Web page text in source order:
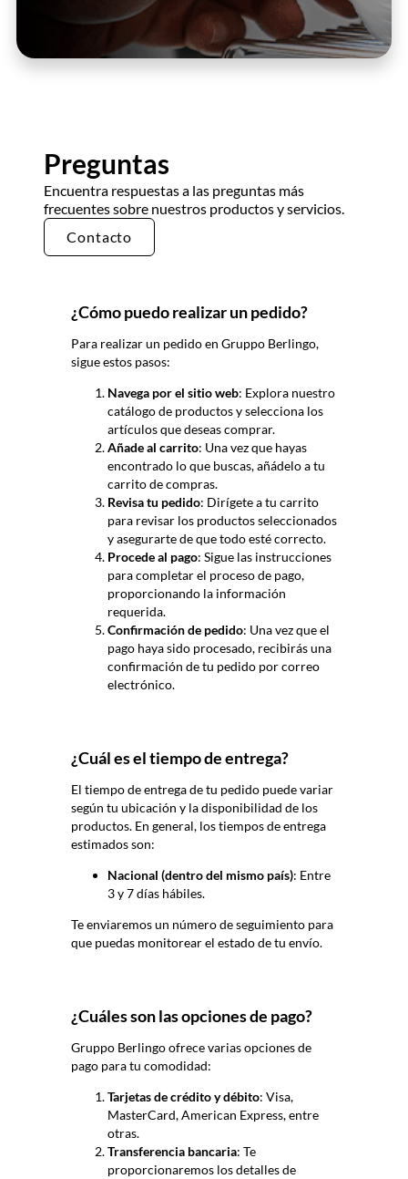
Preguntas
Encuentra respuestas a las preguntas más
frecuentes sobre nuestros productos y servicios.
Contacto
¿Cómo puedo realizar un pedido?
Para realizar un pedido en Gruppo Berlingo,
sigue estos pasos:
Navega por el sitio web: Explora nuestro
catálogo de productos y selecciona los
artículos que deseas comprar.
Añade al carrito: Una vez que hayas
encontrado lo que buscas, añádelo a tu
carrito de compras.
Revisa tu pedido: Dirígete a tu carrito
para revisar los productos seleccionados
y asegurarte de que todo esté correcto.
Procede al pago: Sigue las instrucciones
para completar el proceso de pago,
proporcionando la información
requerida.
Confirmación de pedido: Una vez que el
pago haya sido procesado, recibirás una
confirmación de tu pedido por correo
electrónico.
¿Cuál es el tiempo de entrega?
El tiempo de entrega de tu pedido puede variar
según tu ubicación y la disponibilidad de los
productos. En general, los tiempos de entrega
estimados son:
Nacional (dentro del mismo país): Entre
3 y 7 días hábiles.
Te enviaremos un número de seguimiento para
que puedas monitorear el estado de tu envío.
¿Cuáles son las opciones de pago?
Gruppo Berlingoofrece varias opciones de
pago para tu comodidad:
Tarjetas de crédito y débito: Visa,
MasterCard, American Express, entre
otras.
Transferencia bancaria: Te
proporcionaremos los detalles de